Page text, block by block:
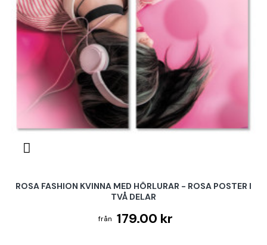
ROSA FASHION KVINNA MED HÖRLURAR - ROSA POSTER I
TVÅ DELAR
179.00 kr